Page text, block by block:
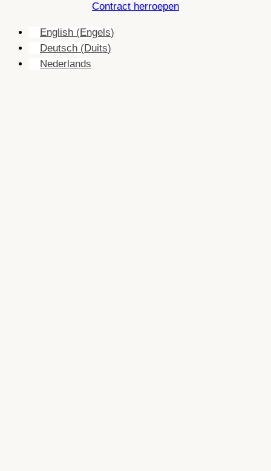
Contract herroepen
English (Engels)
Deutsch (Duits)
Nederlands